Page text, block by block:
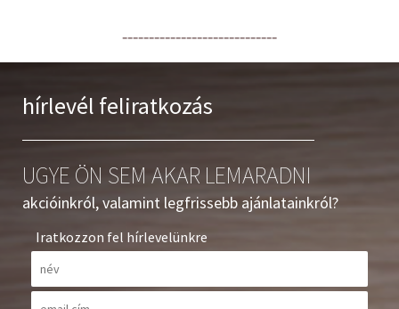
-----------------------------
hírlevél feliratkozás
UGYE ÖN SEM AKAR LEMARADNI
akcióinkról, valamint legfrissebb ajánlatainkról?
Iratkozzon fel hírlevelünkre